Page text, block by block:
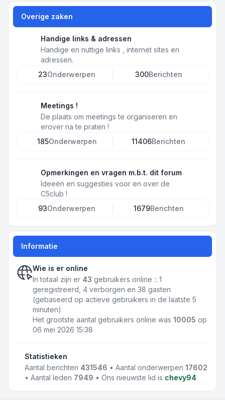
Overige zaken
Handige links & adressen
Handige en nuttige links , internet sites en
adressen.
23Onderwerpen 300Berichten
Meetings !
De plaats om meetings te organiseren en
erover na te praten !
185Onderwerpen 11406Berichten
Opmerkingen en vragen m.b.t. dit forum
Ideeën en suggesties voor en over de
C5club !
93Onderwerpen 1679Berichten
Informatie
Wie is er online
In totaal zijn er 43 gebruikers online :: 1
geregistreerd, 4 verborgen en 38 gasten
(gebaseerd op actieve gebruikers in de laatste 5
minuten)
Het grootste aantal gebruikers online was 10005 op
06 mei 2026 15:38
Statistieken
Aantal berichten 431546 • Aantal onderwerpen17602
• Aantal leden 7949 • Ons nieuwste lid is chevy94